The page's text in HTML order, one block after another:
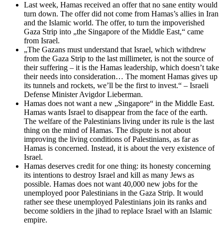
Last week, Hamas received an offer that no sane entity would
turn down. The offer did not come from Hamas’s allies in Iran
and the Islamic world. The offer, to turn the impoverished
Gaza Strip into „the Singapore of the Middle East,“ came
from Israel.
„The Gazans must understand that Israel, which withdrew
from the Gaza Strip to the last millimeter, is not the source of
their suffering – it is the Hamas leadership, which doesn’t take
their needs into consideration… The moment Hamas gives up
its tunnels and rockets, we’ll be the first to invest.“ – Israeli
Defense Minister Avigdor Lieberman.
Hamas does not want a new „Singapore“ in the Middle East.
Hamas wants Israel to disappear from the face of the earth.
The welfare of the Palestinians living under its rule is the last
thing on the mind of Hamas. The dispute is not about
improving the living conditions of Palestinians, as far as
Hamas is concerned. Instead, it is about the very existence of
Israel.
Hamas deserves credit for one thing: its honesty concerning
its intentions to destroy Israel and kill as many Jews as
possible. Hamas does not want 40,000 new jobs for the
unemployed poor Palestinians in the Gaza Strip. It would
rather see these unemployed Palestinians join its ranks and
become soldiers in the jihad to replace Israel with an Islamic
empire.